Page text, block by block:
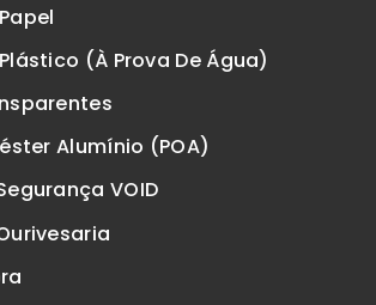
(à Prova De Água)
Alumínio (POA)
VOID